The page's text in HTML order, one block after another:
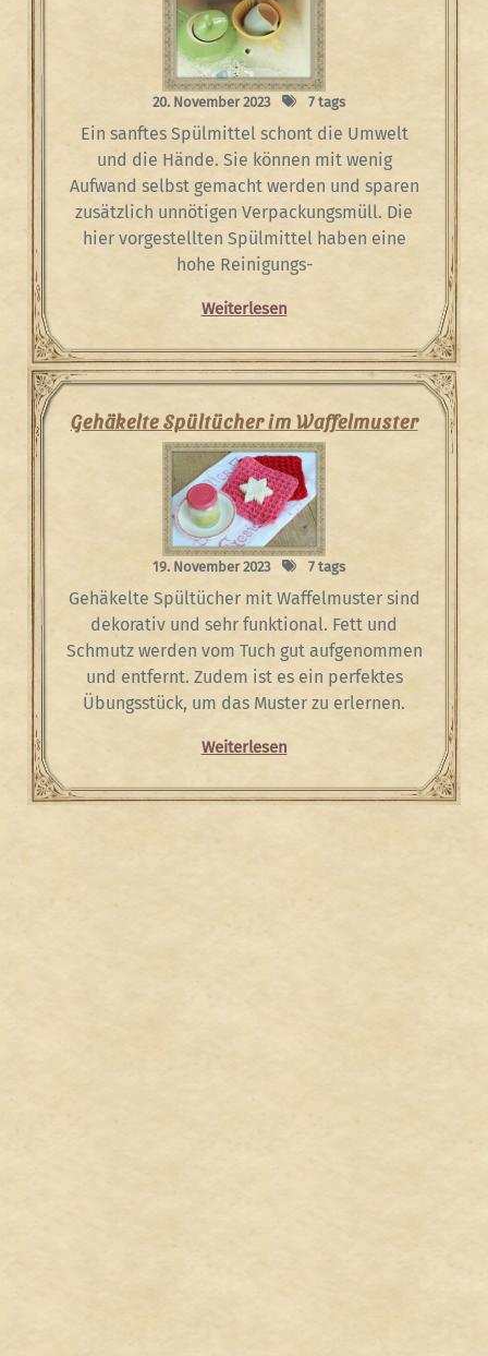
20. November 2023 7 tags
Ein sanftes Spülmittel schont die Umwelt
und die Hände. Sie können mit wenig
Aufwand selbst gemacht werden und sparen
zusätzlich unnötigen Verpackungsmüll. Die
hier vorgestellten Spülmittel haben eine
hohe Reinigungs-
Weiterlesen
Gehäkelte Spültücher im Waffelmuster
19. November 2023 7 tags
Gehäkelte Spültücher mit Waffelmuster sind
dekorativ und sehr funktional. Fett und
Schmutz werden vom Tuch gut aufgenommen
und entfernt. Zudem ist es ein perfektes
Übungsstück, um das Muster zu erlernen.
Weiterlesen